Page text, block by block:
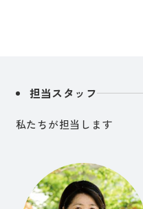
担当スタッフ
私たちが担当します